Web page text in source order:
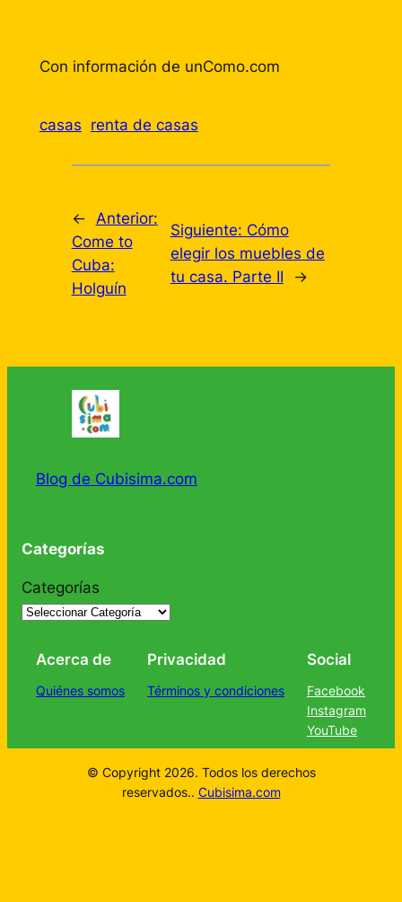
Con información de unComo.com
casas renta de casas
←
Anterior:
Come to
Cuba:
Holguín
Siguiente: Cómo
elegir los muebles de
tu casa. Parte II
→
Blog de Cubisima.com
Categorías
Categorías
Acerca de
Quiénes somos
Privacidad
Términos y condiciones
Social
Facebook
Instagram
YouTube
© Copyright 2026. Todos los derechos
reservados.. Cubisima.com